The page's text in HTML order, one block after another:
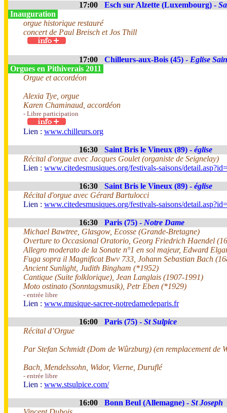
17:00 Esch sur Alzette (Luxembourg) -
Inauguration
orgue historique restauré
concert de Paul Breisch et Jos Thill
17:00 Chilleurs-aux-Bois (45) - Eglise
Orgues en Pithiverais 2011
Orgue et accordéon
Alexia Tye, orgue
Karen Chaminaud, accordéon
- Libre participation
Lien : www.chilleurs.org
16:30 Saint Bris le Vineux (89) - église
Récital d'orgue avec Jacques Goulet (organiste de Seignelay)
Lien : www.citedesmusiques.org/festivals-saisons/
16:30 Saint Bris le Vineux (89) - église
Récital d'orgue avec Gérard Bartulocci
Lien : www.citedesmusiques.org/festivals-saisons/
16:30 Paris (75) - Notre Dame
Michael Bawtree, Glasgow, Ecosse (Grande-Bretagne)
Overture to Occasional Oratorio, Georg Friedrich Haendel
Allegro moderato de la Sonate n°1 en sol majeur, Edward
Fuga sopra il Magnificat Bwv 733, Johann Sebastian Bach
Ancient Sunlight, Judith Bingham (*1952)
Cantique (Suite folklorique), Jean Langlais (1907-1991)
Moto ostinato (Sonntagsmusik), Petr Eben (*1929)
- entrée libre
Lien : www.musique-sacree-notredamedeparis.fr
16:00 Paris (75) - St Sulpice
Récital d’Orgue
Par Stefan Schmidt (Dom de Wûrzburg) (en remplacement de
Bach, Mendelssohn, Widor, Vierne, Duruflé
- entrée libre
Lien : www.stsulpice.com/
16:00 Bonn Beul (Allemagne) - St Joseph